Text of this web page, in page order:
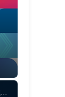
5月27日 飞进千行百业 低空经济线上研讨会——数智护航 让低空文旅从“网红”到“长红”